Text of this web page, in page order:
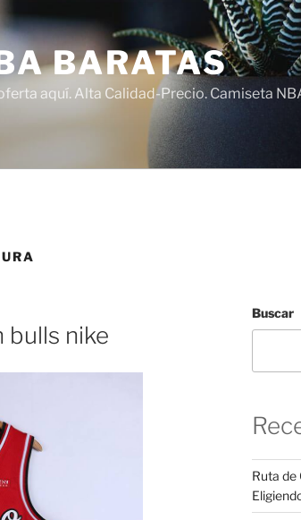
BARATAS
aquí. Alta Calidad-Precio. Camiseta
bulls nike
Buscar
Ruta de